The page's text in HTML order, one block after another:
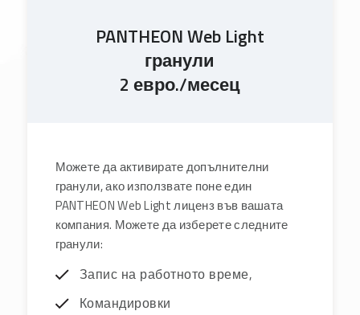
PANTHEON Web Light
гранули
2 евро./месец
Можете да активирате допълнителни
гранули, ако използвате поне един
PANTHEON Web Light лиценз във вашата
компания. Можете да изберете следните
гранули:
Запис на работното време,
Командировки